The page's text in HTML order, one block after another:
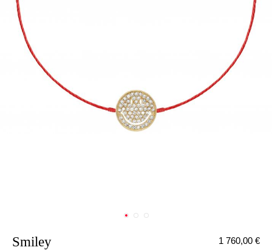
Smiley 1 760,00 €